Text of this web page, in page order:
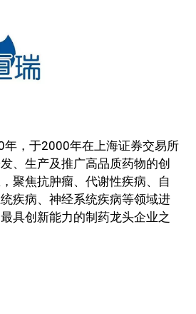
，于2000年在上海证券交易所
、生产及推广高品质药物的创
聚焦抗肿瘤、代谢性疾病、自
疾病、神经系统疾病等领域进
具创新能力的制药龙头企业之